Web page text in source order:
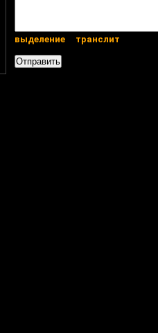
выделение транслит